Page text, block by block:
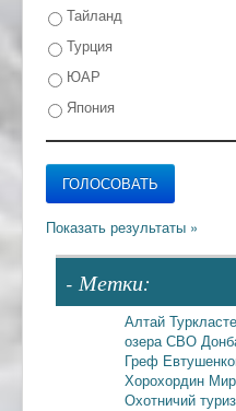
Тайланд
Турция
ЮАР
Япония
- Метки:
Алтай
озераСВО
Греф
Хорохордин
Охотничий